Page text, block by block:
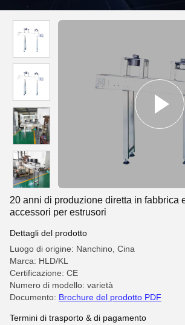
20 anni di produzione diretta in fabbrica
accessori per estrusori
Dettagli del prodotto
Luogo di origine: Nanchino, Cina
Marca: HLD/KL
Certificazione: CE
Numero di modello: varietà
Documento: Brochure del prodotto PDF
Termini di trasporto & di pagamento